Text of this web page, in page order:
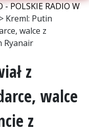
- POLSKIE RADIO W
> Kreml: Putin
walce z
Ryanair
z
walce
z